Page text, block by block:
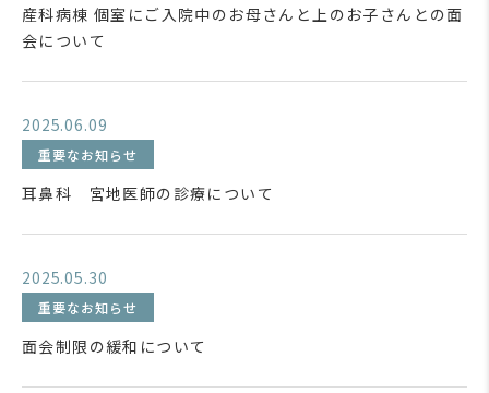
産科病棟 個室にご入院中のお母さんと上のお子さんとの面
会について
2025.06.09
重要なお知らせ
耳鼻科 宮地医師の診療について
2025.05.30
重要なお知らせ
面会制限の緩和について